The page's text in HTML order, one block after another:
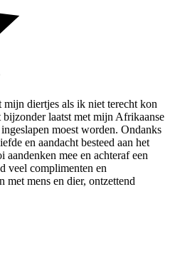
diertjes als ik niet terecht kon
laatst met mijn Afrikaanse
moest worden. Ondanks
en aandacht besteed aan het
mee en achteraf een
veel complimenten en
met mens en dier, ontzettend